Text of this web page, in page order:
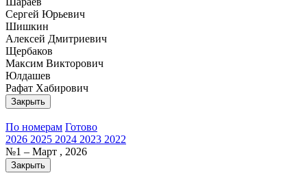
Сергей Юрьевич
Шишкин
Алексей Дмитриевич
Щербаков
Максим Викторович
Юлдашев
Рафат Хабирович
Закрыть
По номерам Готово
2026 2025 2024 2023 2022
№1 – Март , 2026
Закрыть